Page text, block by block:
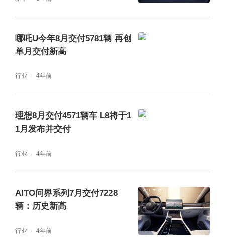
哪吒U今年8月交付5781辆 再创
单月交付新高
行业 4年前
理想8月交付4571辆车 L8将于1
1月发布并交付
行业 4年前
AITO问界系列7月交付7228
辆：历史新高
行业 4年前